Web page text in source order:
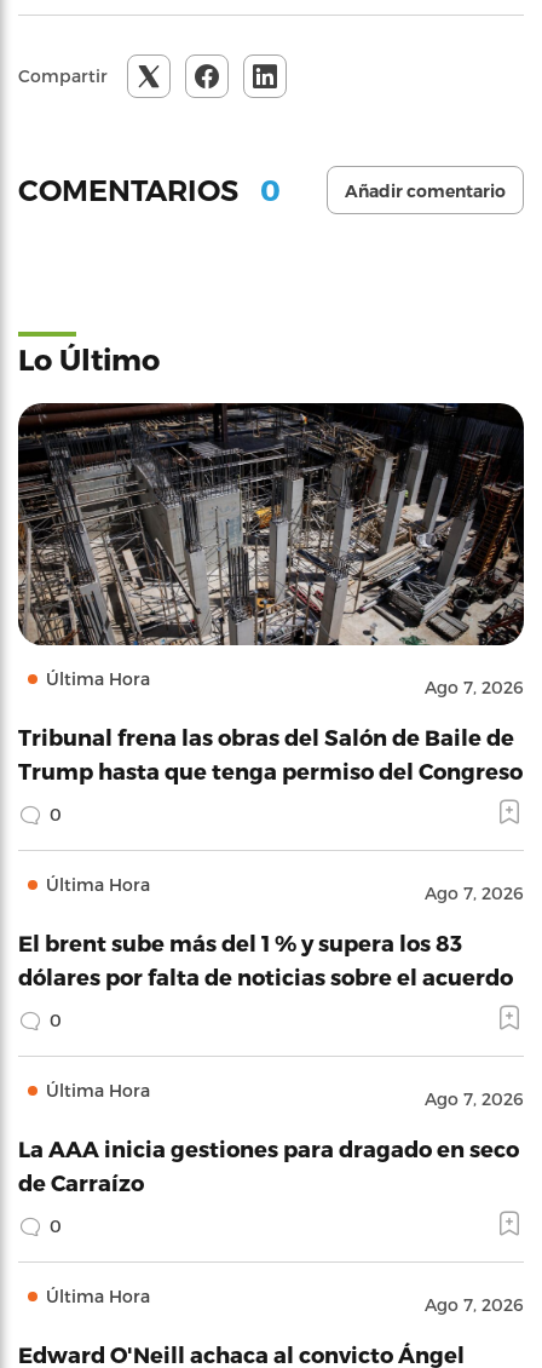
Compartir
COMENTARIOS 0 Añadir comentario
Lo Último
Última Hora Ago 7, 2026
Tribunal frena las obras del Salón de Baile de
Trump hasta que tenga permiso del Congreso
0
Última Hora Ago 7, 2026
El brent sube más del 1 % y supera los 83
dólares por falta de noticias sobre el acuerdo
0
Última Hora Ago 7, 2026
La AAA inicia gestiones para dragado en seco
de Carraízo
0
Última Hora Ago 7, 2026
Edward O'Neill achaca al convicto Ángel